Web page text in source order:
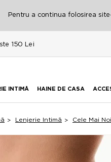
Pentru a continua folosirea
150 Lei
INTIMĂ HAINE DE CASA
Lenjerie Intimă Cele Mai